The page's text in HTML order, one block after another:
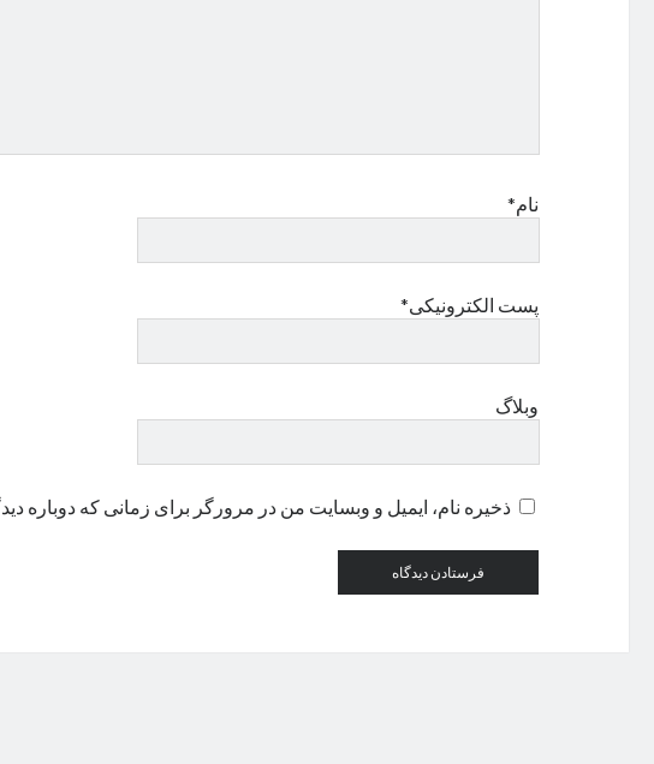
نام*
پست الکترونیکی*
وبلاگ
ذخیره نام، ایمیل و وبسایت من در مرورگر برای زمانی که دوباره